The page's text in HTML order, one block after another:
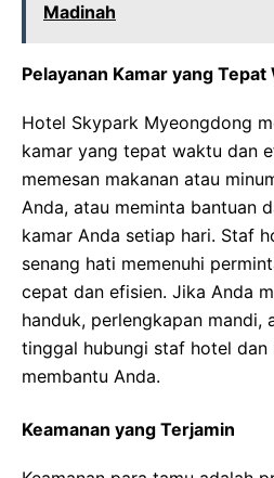
Madinah
Pelayanan Kamar yang Tepat
Hotel Skypark Myeongdong
kamar yang tepat waktu dan
memesan makanan atau
Anda, atau meminta bantuan
kamar Anda setiap hari. Staf
senang hati memenuhi
cepat dan efisien. Jika Anda
handuk, perlengkapan mandi,
tinggal hubungi staf hotel dan
membantu Anda.
Keamanan yang Terjamin